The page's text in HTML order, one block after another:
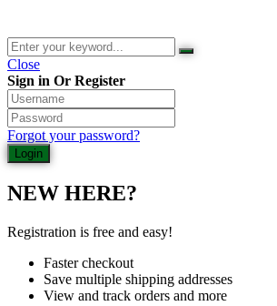
Close
Sign in Or Register
Forgot your password?
NEW HERE?
Registration is free and easy!
Faster checkout
Save multiple shipping addresses
View and track orders and more